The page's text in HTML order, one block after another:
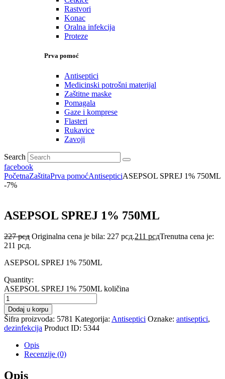
Rastvori
Konac
Oralna infekcija
Proteze
Prva pomoć
Antiseptici
Medicinski potrošni materijal
Zaštitne maske
Pomagala
Gaze i komprese
Flasteri
Rukavice
Zavoji
Search
facebook
PočetnaZaštitaPrva pomoćAntisepticiASEPSOL SPREJ 1% 750ML
-7%
ASEPSOL SPREJ 1% 750ML
227рсд Originalna cena je bila: 227 рсд.211 рсдTrenutna cena je:
211 рсд.
ASEPSOL SPREJ 1% 750ML
Quantity:
ASEPSOL SPREJ 1% 750ML količina
Dodaj u korpu
Šifra proizvoda: 5781 Kategorija: Antiseptici Oznake: antiseptici,
dezinfekcija Product ID: 5344
Opis
Recenzije (0)
Opis